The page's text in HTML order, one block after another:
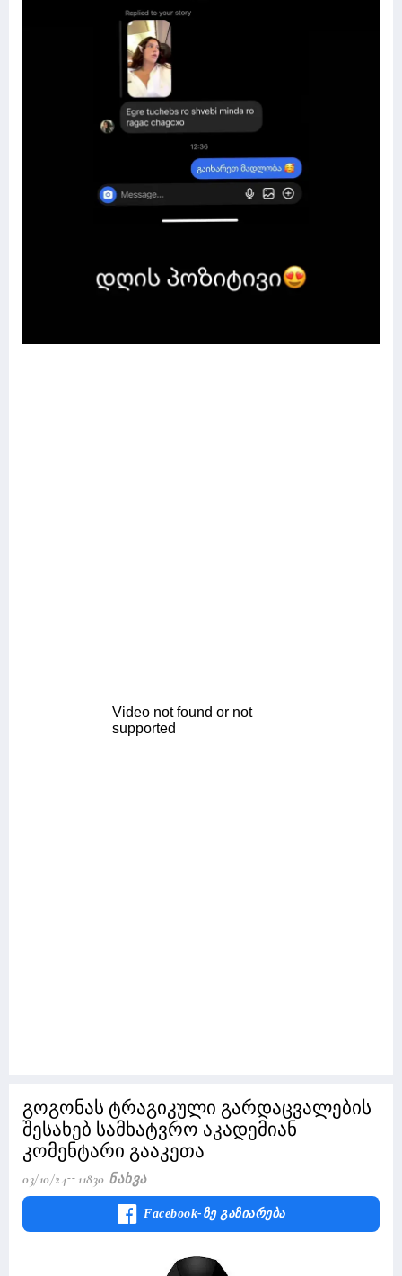
გოგონას ტრაგიკული გარდაცვალების
შესახებ სამხატვრო აკადემიან
კომენტარი გააკეთა
03/10/24 11830 Ნახვა
Facebook-Ზე Გაზიარება